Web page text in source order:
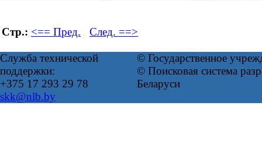
Стр.: <== Пред. След. ==>
Служба технической
поддержки:
+375 17 293 29 78
skk@nlb.by
© Государственное
© Поисковая система
Беларуси